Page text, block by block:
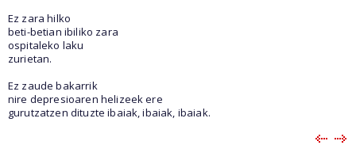
Ez zara hilko
beti-betian ibiliko zara
ospitaleko laku
zurietan.
Ez zaude bakarrik
nire depresioaren helizeek ere
gurutzatzen dituzte ibaiak, ibaiak, ibaiak.